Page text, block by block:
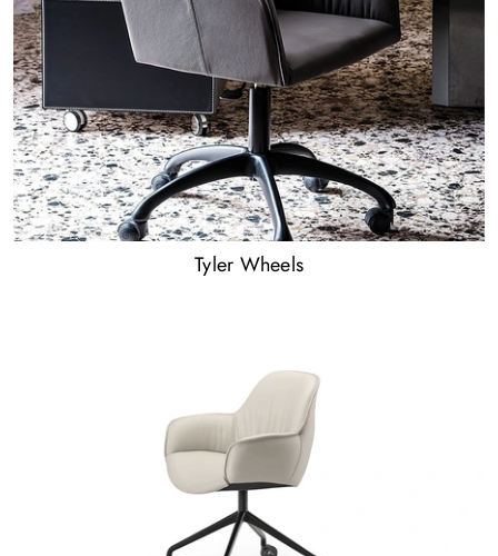
Tyler Wheels